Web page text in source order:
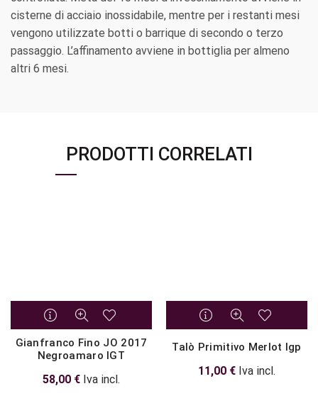
cisterne di acciaio inossidabile, mentre per i restanti mesi
vengono utilizzate botti o barrique di secondo o terzo
passaggio. L’affinamento avviene in bottiglia per almeno
altri 6 mesi.
PRODOTTI CORRELATI
Gianfranco Fino JO 2017
Negroamaro IGT
58,00 € Iva incl.
Talò Primitivo Merlot Igp
11,00 € Iva incl.